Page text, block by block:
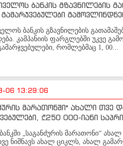
ბანკის გზავნილების
გამარჯვებულები
ბანკის გზავნილების
კამპანიის ფარგლებში უკვე
რომლებმაც 1, 00...
06 13:29:06
მარათონში" ახალი თვე
₾250 000-იანი
„საგანძურის მარათონი“ ახალ
ნიშნავს ახალ ციკლს, ახალ